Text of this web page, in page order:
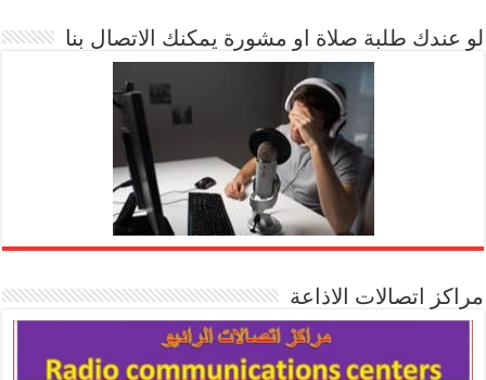
لو عندك طلبة صلاة او مشورة يمكنك الاتصال بنا
مراكز اتصالات الاذاعة